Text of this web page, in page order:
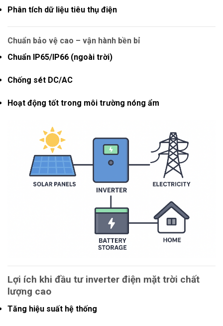
Phân tích dữ liệu tiêu thụ điện
Chuẩn bảo vệ cao – vận hành bền bỉ
Chuẩn IP65/IP66 (ngoài trời)
Chống sét DC/AC
Hoạt động tốt trong môi trường nóng ẩm
Lợi ích khi đầu tư inverter điện mặt trời chất
lượng cao
Tăng hiệu suất hệ thống